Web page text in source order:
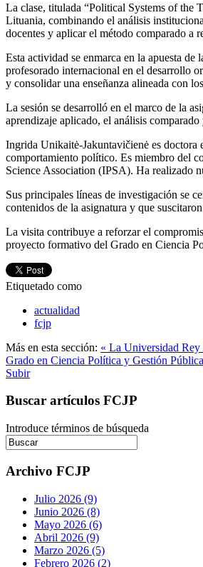
La clase, titulada “Political Systems of the
Lituania, combinando el análisis
docentes y aplicar el método comparado a
Esta actividad se enmarca en la apuesta
profesorado internacional en el desarrollo
y consolidar una enseñanza alineada con
La sesión se desarrolló en el marco de la
aprendizaje aplicado, el análisis
Ingrida Unikaitė‑Jakuntavičienė es doctora
comportamiento político. Es miembro del
Science Association (IPSA). Ha realizado
Sus principales líneas de investigación se
contenidos de la asignatura y que
La visita contribuye a reforzar el
proyecto formativo del Grado en Ciencia
Etiquetado como
actualidad
fcjp
Más en esta sección: « La Universidad Rey
Grado en Ciencia Política y Gestión
Subir
Buscar artículos FCJP
Introduce términos de búsqueda
Archivo FCJP
Julio 2026 (9)
Junio 2026 (8)
Mayo 2026 (6)
Abril 2026 (9)
Marzo 2026 (5)
Febrero 2026 (2)